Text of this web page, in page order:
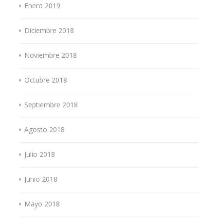
Enero 2019
Diciembre 2018
Noviembre 2018
Octubre 2018
Septiembre 2018
Agosto 2018
Julio 2018
Junio 2018
Mayo 2018